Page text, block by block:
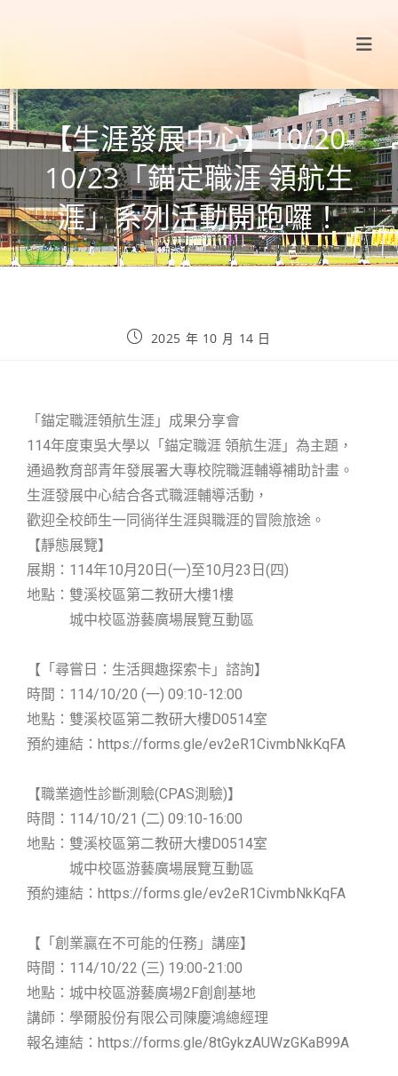
【生涯發展中心】10/20-
10/23「錨定職涯 領航生
涯」系列活動開跑囉！
2025 年 10 月 14 日
「錨定職涯領航生涯」成果分享會
114年度東吳大學以「錨定職涯 領航生涯」為主題，
通過教育部青年發展署大專校院職涯輔導補助計畫。
生涯發展中心結合各式職涯輔導活動，
歡迎全校師生一同徜徉生涯與職涯的冒險旅途。
【靜態展覽】
展期：114年10月20日(一)至10月23日(四)
地點：雙溪校區第二教研大樓1樓
城中校區游藝廣場展覽互動區
【「尋嘗日：生活興趣探索卡」諮詢】
時間：114/10/20 (一) 09:10-12:00
地點：雙溪校區第二教研大樓D0514室
預約連結：https://forms.gle/ev2eR1CivmbNkKqFA
【職業適性診斷測驗(CPAS測驗)】
時間：114/10/21 (二) 09:10-16:00
地點：雙溪校區第二教研大樓D0514室
城中校區游藝廣場展覽互動區
預約連結：https://forms.gle/ev2eR1CivmbNkKqFA
【「創業贏在不可能的任務」講座】
時間：114/10/22 (三) 19:00-21:00
地點：城中校區游藝廣場2F創創基地
講師：學爾股份有限公司陳慶鴻總經理
報名連結：https://forms.gle/8tGykzAUWzGKaB99A